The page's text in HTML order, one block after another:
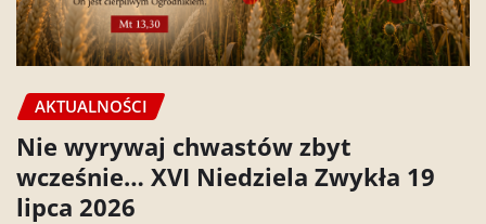
AKTUALNOŚCI
Nie wyrywaj chwastów zbyt
wcześnie… XVI Niedziela Zwykła 19
lipca 2026